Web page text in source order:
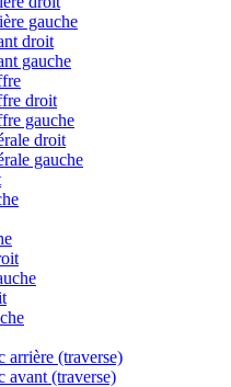
gauche
droit
gauche
droit
gauche
droit
gauche
arrière (traverse)
avant (traverse)